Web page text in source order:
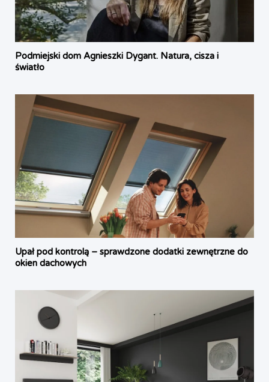
Podmiejski dom Agnieszki Dygant. Natura, cisza i
światło
Upał pod kontrolą – sprawdzone dodatki zewnętrzne do
okien dachowych